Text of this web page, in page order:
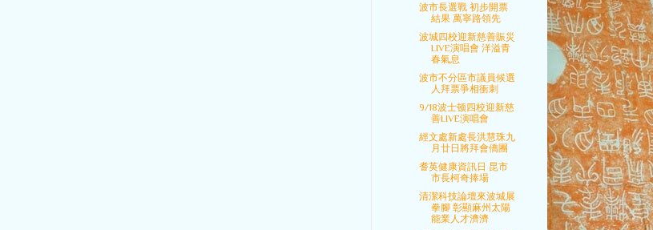
波市長選戰 初步開票
結果 萬寧路領先
波城四校迎新慈善賑災
LIVE演唱會 洋溢青
春氣息
波市不分區市議員候選
人拜票爭相衝刺
9/18波士顿四校迎新慈
善LIVE演唱會
經文處新處長洪慧珠九
月廿日將拜會僑團
耆英健康資訊日 昆市
市長柯奇捧場
清潔科技論壇來波城展
拳腳 彰顯麻州太陽
能業人才濟濟